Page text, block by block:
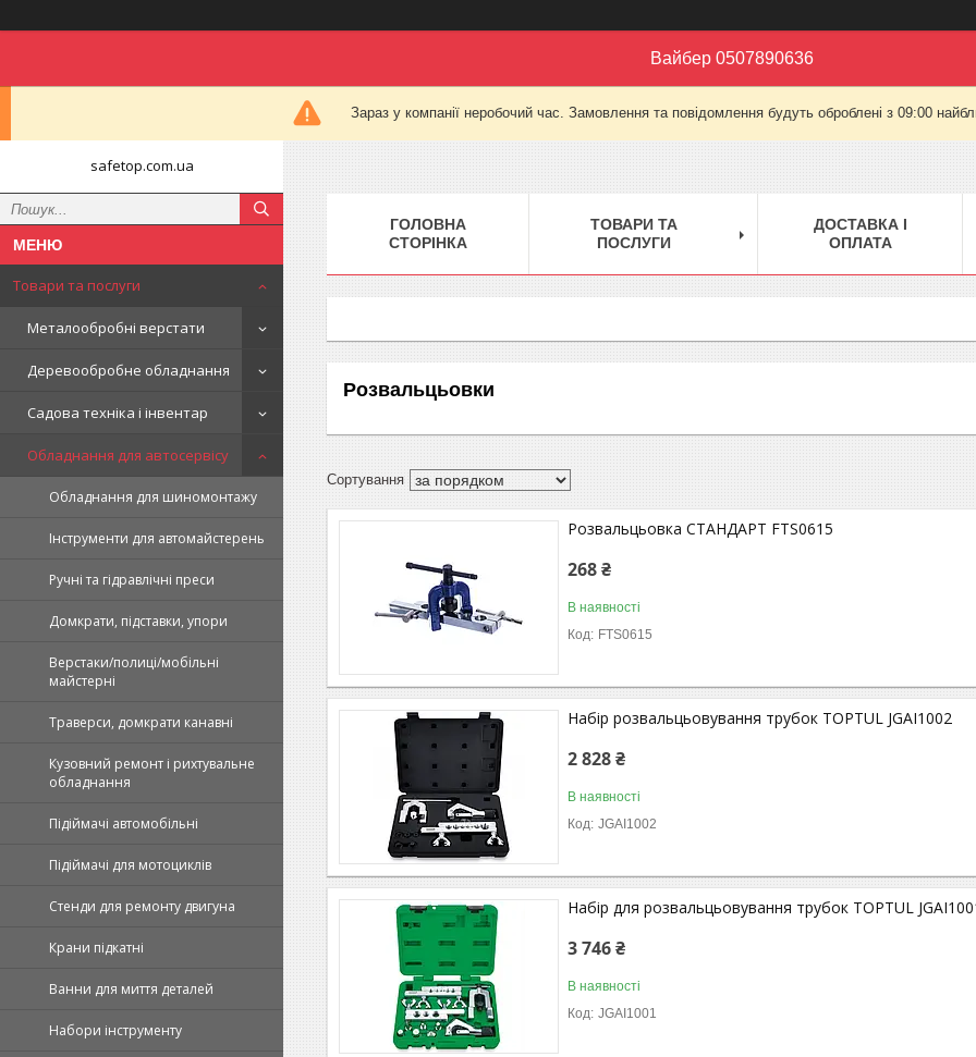
Вайбер 0507890636
Зараз у компанії неробочий час. Замовлення та повідомлення будуть оброблені з 09:00
safetop.com.ua
Товари та послуги
Металообробні верстати
Деревообробне обладнання
Садова техніка і інвентар
Обладнання для автосервісу
Обладнання для шиномонтажу
Інструменти для автомайстерень
Ручні та гідравлічні преси
Домкрати, підставки, упори
Верстаки/полиці/мобільні
майстерні
Траверси, домкрати канавні
Кузовний ремонт і рихтувальне
обладнання
Підіймачі автомобільні
Підіймачі для мотоциклів
Стенди для ремонту двигуна
Крани підкатні
Ванни для миття деталей
Набори інструменту
ГОЛОВНА
СТОРІНКА
ТОВАРИ ТА
ПОСЛУГИ
ДОСТАВКА І
ОПЛАТА
Розвальцьовки
Розвальцьовка СТАНДАРТ FTS0615
268 ₴
В наявності
FTS0615
Набір розвальцьовування трубок TOPTUL JGAI1002
2 828 ₴
В наявності
JGAI1002
Набір для розвальцьовування трубок TOPTUL
3 746 ₴
В наявності
JGAI1001